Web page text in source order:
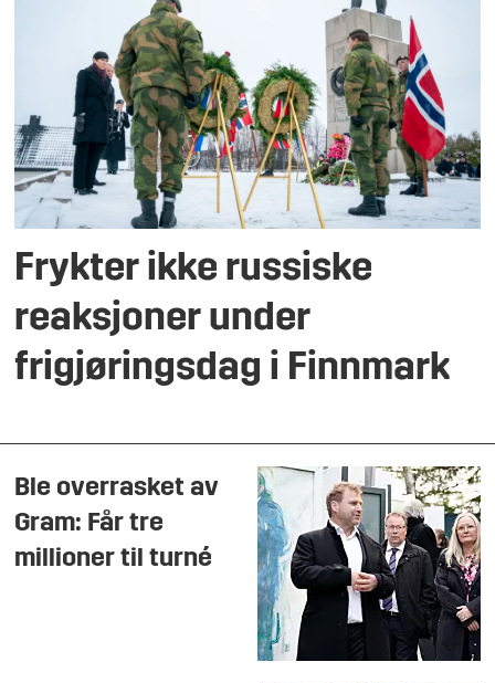
Frykter ikke russiske
reaksjoner under
frigjøringsdag i Finnmark
Ble overrasket av
Gram: Får tre
millioner til turné